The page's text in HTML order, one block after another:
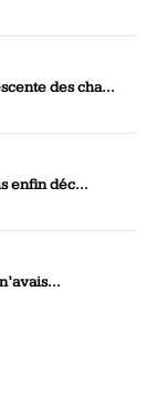
des cha...
enfin déc...